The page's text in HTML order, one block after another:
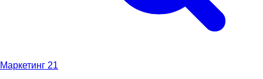
Маркетинг 21